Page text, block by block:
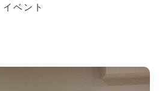
イベント